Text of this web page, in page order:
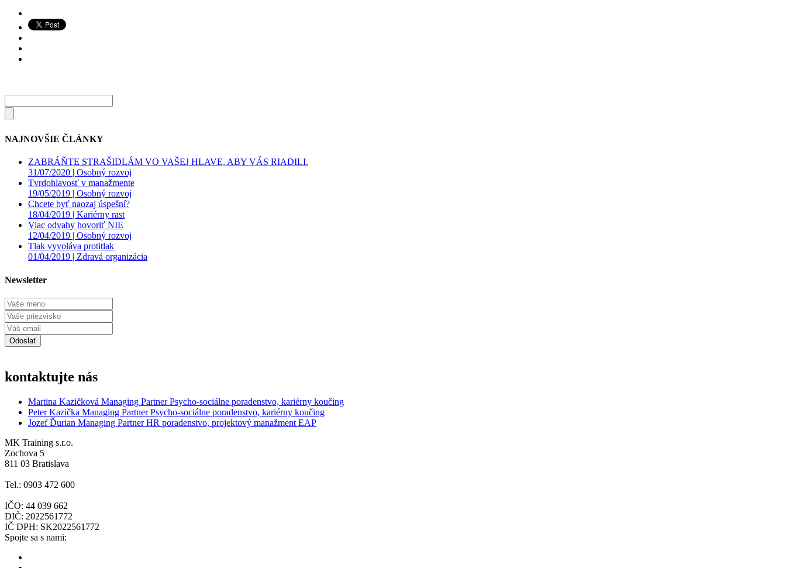
NAJNOVŠIE ČLÁNKY
ZABRÁŇTE STRAŠIDLÁM VO VAŠEJ HLAVE, ABY VÁS RIADILI.
31/07/2020 | Osobný rozvoj
Tvrdohlavosť v manažmente
19/05/2019 | Osobný rozvoj
Chcete byť naozaj úspešní?
18/04/2019 | Kariérny rast
Viac odvahy hovoriť NIE
12/04/2019 | Osobný rozvoj
Tlak vyvoláva protitlak
01/04/2019 | Zdravá organizácia
Newsletter
kontaktujte nás
Martina Kazičková Managing PartnerPsycho-sociálne poradenstvo, kariérny koučing
Peter Kazička Managing PartnerPsycho-sociálne poradenstvo, kariérny koučing
Jozef Ďurian Managing PartnerHR poradenstvo, projektový manažment EAP
MK Training s.r.o.
Zochova 5
811 03 Bratislava
Tel.: 0903 472 600
IČO: 44 039 662
DIČ: 2022561772
IČ DPH: SK2022561772
Spojte sa s nami: